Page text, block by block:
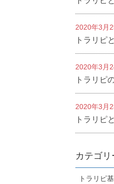
2020年3月
トラリピ
2020年3月
トラリピ
2020年3月
トラリピ
カテゴリ
トラリピ